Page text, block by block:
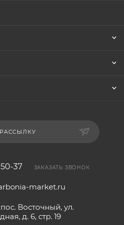
37 ЗАКАЗАТЬ ЗВОНОК
market.ru
Восточный, ул.
д. 6, стр. 19